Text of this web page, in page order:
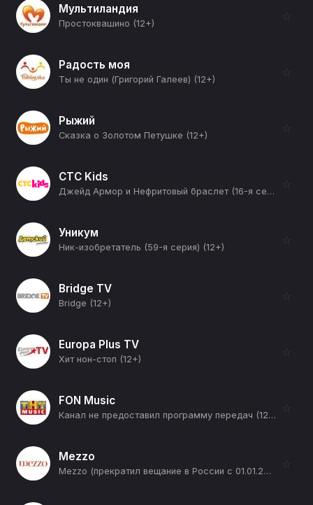
Мультиландия
Простоквашино (12+)
☆
Радость моя
Ты не один (Григорий Галеев) (12+)
☆
Рыжий
Сказка о Золотом Петушке (12+)
☆
СТС Kids
Джейд Армор и Нефритовый браслет (16-я серия) (12+)
☆
Уникум
Ник-изобретатель (59-я серия) (12+)
☆
Bridge TV
Bridge (12+)
☆
Europa Plus TV
Хит нон-стоп (12+)
☆
FON Music
Канал не предоставил программу передач (12+)
☆
Mezzo
Mezzo (прекратил вещание в России с 01.01.2026) (12+)
☆